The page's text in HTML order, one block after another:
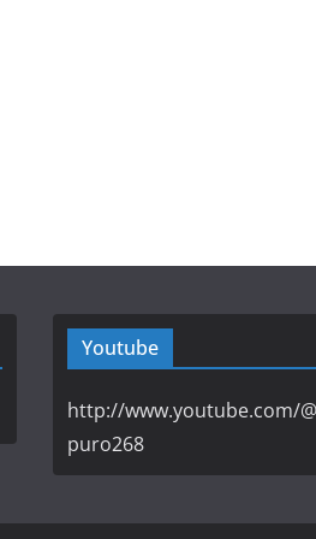
Youtube
http://www.youtube.com/
puro268